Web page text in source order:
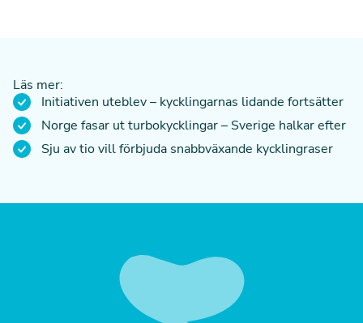
Läs mer:
Initiativen uteblev – kycklingarnas lidande fortsätter
Norge fasar ut turbokycklingar – Sverige halkar efter
Sju av tio vill förbjuda snabbväxande kycklingraser